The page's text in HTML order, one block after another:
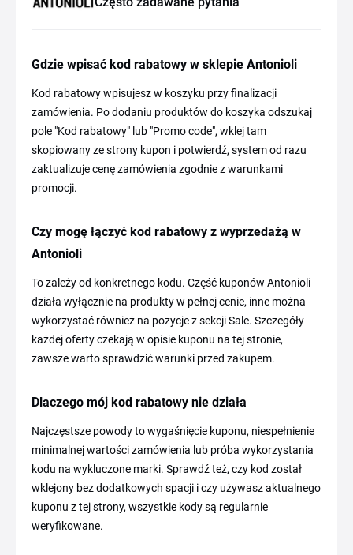
Gdzie wpisać kod rabatowy w sklepie Antonioli
Kod rabatowy wpisujesz w koszyku przy finalizacji
zamówienia. Po dodaniu produktów do koszyka odszukaj
pole "Kod rabatowy" lub "Promo code", wklej tam
skopiowany ze strony kupon i potwierdź, system od razu
zaktualizuje cenę zamówienia zgodnie z warunkami
promocji.
Czy mogę łączyć kod rabatowy z wyprzedażą w
Antonioli
To zależy od konkretnego kodu. Część kuponów Antonioli
działa wyłącznie na produkty w pełnej cenie, inne można
wykorzystać również na pozycje z sekcji Sale. Szczegóły
każdej oferty czekają w opisie kuponu na tej stronie,
zawsze warto sprawdzić warunki przed zakupem.
Dlaczego mój kod rabatowy nie działa
Najczęstsze powody to wygaśnięcie kuponu, niespełnienie
minimalnej wartości zamówienia lub próba wykorzystania
kodu na wykluczone marki. Sprawdź też, czy kod został
wklejony bez dodatkowych spacji i czy używasz aktualnego
kuponu z tej strony, wszystkie kody są regularnie
weryfikowane.